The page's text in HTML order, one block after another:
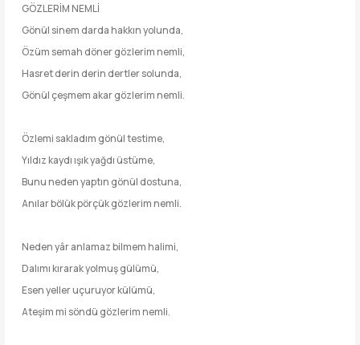
GÖZLERİM NEMLİ
Gönül sinem darda hakkın yolunda,
Özüm semah döner gözlerim nemli,
Hasret derin derin dertler solunda,
Gönül çeşmem akar gözlerim nemli.
Özlemi sakladım gönül testime,
Yıldız kaydı ışık yağdı üstüme,
Bunu neden yaptın gönül dostuna,
Anılar bölük pörçük gözlerim nemli.
Neden yâr anlamaz bilmem halimi,
Dalımı kırarak yolmuş gülümü,
Esen yeller uçuruyor külümü,
Ateşim mi söndü gözlerim nemli.